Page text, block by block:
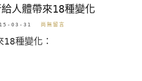
人體帶來18種變化
03-31 尚無留言
種變化：